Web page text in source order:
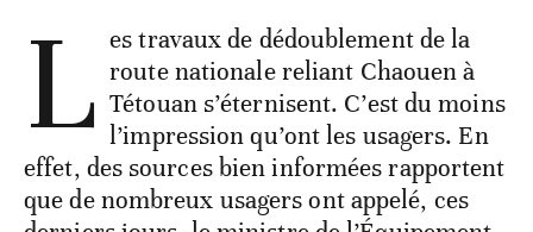
L es travaux de dédoublement de la
route nationale reliant Chaouen à
Tétouan s’éternisent. C’est du moins
l’impression qu’ont les usagers. En
effet, des sources bien informées rapportent
que de nombreux usagers ont appelé, ces